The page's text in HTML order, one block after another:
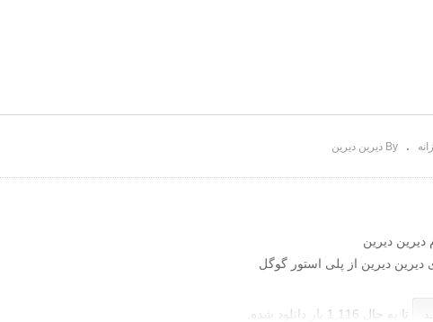
By دیرین دیرین
دیرین دیرین
دیرین دیرین از پلی استور گوگل
تا به حال 1,116 بار دانلود شده,